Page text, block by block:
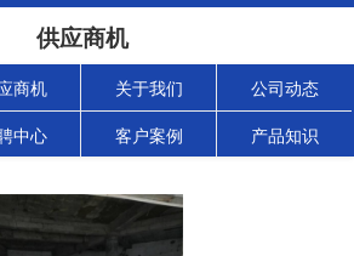
供应商机
商机 关于我们 公司动态
中心 客户案例 产品知识